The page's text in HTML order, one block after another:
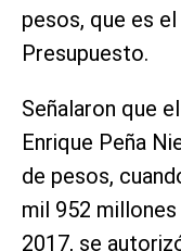
pesos, que es
Presupuesto.
Señalaron que
Enrique Peña
de pesos,
mil 952
2017, se